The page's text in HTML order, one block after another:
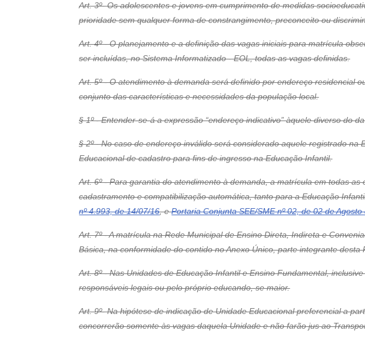
Art. 3º- Os adolescentes e jovens em cumprimento de medidas
prioridade sem qualquer forma de constrangimento, preconceito ou
Art. 4º - O planejamento e a definição das vagas iniciais para matrícula
ser incluídas, no Sistema Informatizado - EOL, todas as vagas definidas.
Art. 5º - O atendimento à demanda será definido por endereço residencial
conjunto das características e necessidades da população local.
§ 1º - Entender-se-á a expressão “endereço indicativo” àquele diverso do
§ 2º - No caso de endereço inválido será considerado aquele registrado
Educacional de cadastro para fins de ingresso na Educação Infantil.
Art. 6º - Para garantia do atendimento à demanda, a matrícula em todas
cadastramento e compatibilização automática, tanto para a Educação
nº 4.993, de 14/07/16, ePortaria Conjunta SEE/SME nº 02, de 02 de
Art. 7º - A matrícula na Rede Municipal de Ensino Direta, Indireta e
Básica, na conformidade do contido no Anexo Único, parte integrante desta
Art. 8º - Nas Unidades de Educação Infantil e Ensino Fundamental,
responsáveis legais ou pelo próprio educando, se maior.
Art. 9º- Na hipótese de indicação de Unidade Educacional preferencial a
concorrerão somente às vagas daquela Unidade e não farão jus ao